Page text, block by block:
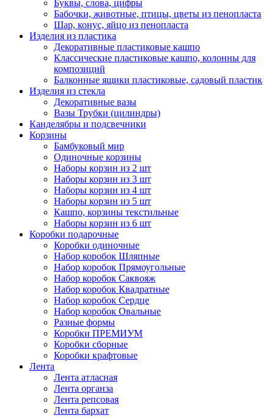
Буквы, слова, цифры
Бабочки, животные, птицы, цветы из пенопласта
Шар, конус, яйцо из пенопласта
Изделия из пластика
Декоративные пластиковые кашпо
Классические пластиковые кашпо, колонны для
композиций
Балконные ящики пластиковые, садовый пластик
Изделия из стекла
Декоративные вазы
Вазы Трубки (цилиндры)
Канделябры и подсвечники
Корзины
Бамбуковый мир
Одиночные корзины
Наборы корзин из 2 шт
Наборы корзин из 3 шт
Наборы корзин из 4 шт
Наборы корзин из 5 шт
Кашпо, корзины текстильные
Наборы корзин из 6 шт
Коробки подарочные
Коробки одиночные
Набор коробок Шляпные
Набор коробок Прямоугольные
Набор коробок Саквояж
Набор коробок Квадратные
Набор коробок Сердце
Набор коробок Овальные
Разные формы
Коробки ПРЕМИУМ
Коробки сборные
Коробки крафтовые
Лента
Лента атласная
Лента органза
Лента репсовая
Лента бархат